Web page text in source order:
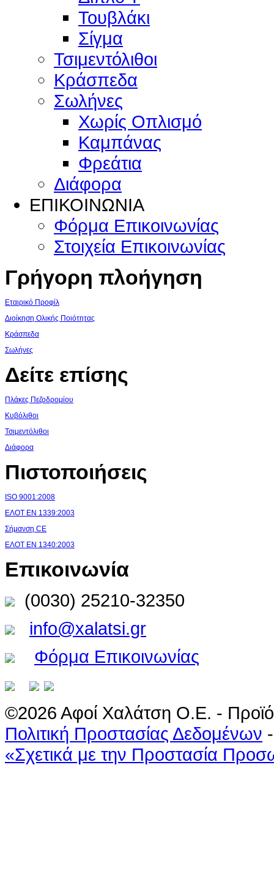
Τουβλάκι
Σίγμα
Τσιμεντόλιθοι
Κράσπεδα
Σωλήνες
Χωρίς Οπλισμό
Καμπάνας
Φρεάτια
Διάφορα
ΕΠΙΚΟΙΝΩΝΙΑ
Φόρμα Επικοινωνίας
Στοιχεία Επικοινωνίας
Γρήγορη πλοήγηση
Εταιρικό Προφίλ
Διοίκηση Ολικής Ποιότητας
Κράσπεδα
Σωλήνες
Δείτε επίσης
Πλάκες Πεζοδρομίου
Κυβόλιθοι
Τσιμεντόλιθοι
Διάφορα
Πιστοποιήσεις
ISO 9001:2008
ΕΛΟΤ ΕΝ 1339:2003
Σήμανση CE
ΕΛΟΤ ΕΝ 1340:2003
Επικοινωνία
(0030) 25210-32350
info@xalatsi.gr
Φόρμα Επικοινωνίας
©2026 Αφοί Χαλάτση Ο.Ε. -
Πολιτική Προστασίας Δεδομένων
«Σχετικά με την Προστασία